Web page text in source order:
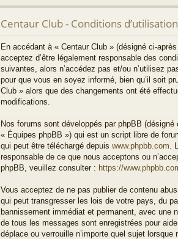
ra
pi
Centaur Club - Conditions d’utilisation
En accédant à « Centaur Club » (désigné ci-
acceptez d’être légalement responsable des
suivantes, alors n’accédez pas et/ou n’utilisez
pour que vous en soyez informé, bien qu’il soit
Club » alors que des changements ont été
modifications.
Nos forums sont développés par phpBB
« Équipes phpBB ») qui est un script libre de
qui peut être téléchargé depuis www.phpbb.com .
responsable de ce que nous acceptons ou
phpBB, veuillez consulter : https://
Vous acceptez de ne pas publier de contenu
qui peut transgresser les lois de votre pays, du
bannissement immédiat et permanent, avec une
de tous les messages sont enregistrées pour
déplace ou verrouille n’importe quel sujet